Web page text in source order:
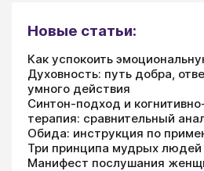
Новые статьи:
Как успокоить
Духовность: путь добра,
умного действия
Синтон-подход и
терапия: сравнительный
Обида: инструкция по
Три принципа мудрых людей
Манифест послушания